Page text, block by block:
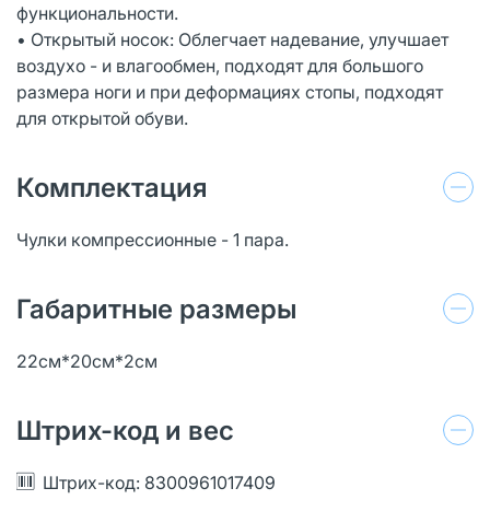
функциональности.
• Открытый носок: Облегчает надевание, улучшает
воздухо - и влагообмен, подходят для большого
размера ноги и при деформациях стопы, подходят
для открытой обуви.
Комплектация
Чулки компрессионные - 1 пара.
Габаритные размеры
22см*20см*2см
Штрих-код и вес
Штрих-код: 8300961017409